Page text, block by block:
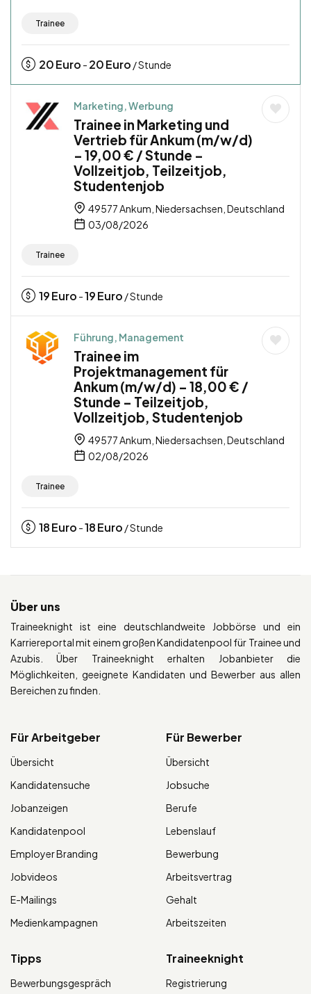
Trainee
20Euro - 20Euro / Stunde
Marketing, Werbung
Trainee in Marketing und
Vertrieb für Ankum (m/w/d)
– 19,00 € / Stunde –
Vollzeitjob, Teilzeitjob,
Studentenjob
49577 Ankum, Niedersachsen, Deutschland
03/08/2026
Trainee
19Euro -19Euro / Stunde
Führung, Management
Trainee im
Projektmanagement für
Ankum (m/w/d) – 18,00 € /
Stunde – Teilzeitjob,
Vollzeitjob, Studentenjob
49577 Ankum, Niedersachsen, Deutschland
02/08/2026
Trainee
18Euro -18Euro / Stunde
Über uns
Traineeknight ist eine deutschlandweite Jobbörse und ein
Karriereportal mit einem großen Kandidatenpool für Trainee und
Azubis. Über Traineeknight erhalten Jobanbieter die
Möglichkeiten, geeignete Kandidaten und Bewerber aus allen
Bereichen zu finden.
Für Arbeitgeber
Übersicht
Kandidatensuche
Jobanzeigen
Kandidatenpool
Employer Branding
Jobvideos
E-Mailings
Medienkampagnen
Für Bewerber
Übersicht
Jobsuche
Berufe
Lebenslauf
Bewerbung
Arbeitsvertrag
Gehalt
Arbeitszeiten
Tipps
Bewerbungsgespräch
Traineeknight
Registrierung